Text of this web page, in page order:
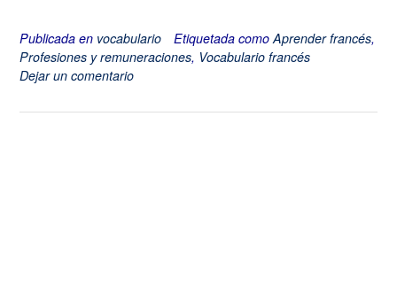
Publicada en vocabulario Etiquetada comoAprender francés,
Profesiones y remuneraciones, Vocabulario francés
Dejar un comentario